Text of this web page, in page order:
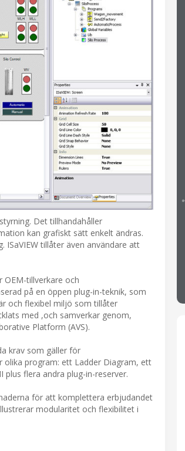
Det tillhandahåller
kan grafiskt sätt enkelt ändras.
tillåter även användare att
OEM-tillverkare och
på en öppen plug-in-teknik, som
och flexibel miljö som tillåter
med ,och samverkar genom,
Platform (AVS).
krav som gäller för
olika program: ett Ladder Diagram, ett
flera andra plug-in-reserver.
för att komplettera erbjudandet
modularitet och flexibilitet i